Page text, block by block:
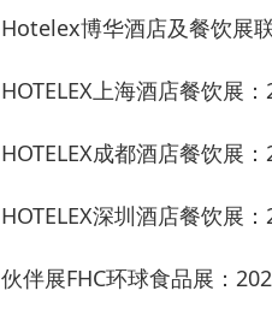
Hotelex博华酒店及餐饮展
HOTELEX上海酒店餐饮展
HOTELEX成都酒店餐饮展
HOTELEX深圳酒店餐饮展
伙伴展FHC环球食品展：